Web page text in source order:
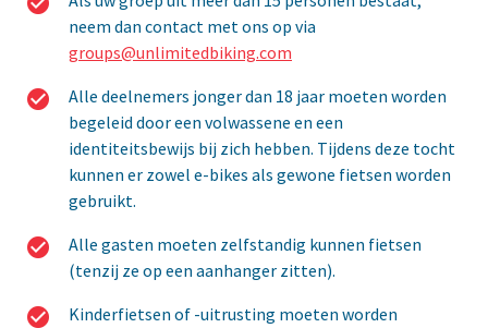
neem dan contact met ons op via
groups@unlimitedbiking.com
Alle deelnemers jonger dan 18 jaar moeten worden
begeleid door een volwassene en een
identiteitsbewijs bij zich hebben. Tijdens deze tocht
kunnen er zowel e-bikes als gewone fietsen worden
gebruikt.
Alle gasten moeten zelfstandig kunnen fietsen
(tenzij ze op een aanhanger zitten).
Kinderfietsen of -uitrusting moeten worden